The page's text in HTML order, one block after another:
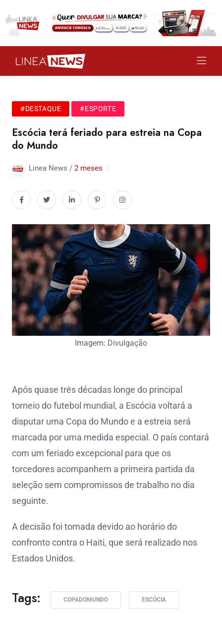
#DESTAQUE #ESPORTE
Escócia terá feriado para estreia na Copa
do Mundo
Linea News / 2 meses
Imagem: Divulgação
Após quase três décadas longe do principal
torneio do futebol mundial, a Escócia voltará a
disputar uma Copa do Mundo e a estreia será
marcada por uma medida especial. O país contará
com um feriado excepcional para que os
torcedores acompanhem a primeira partida da
seleção sem compromissos de trabalho no dia
seguinte.
A decisão foi tomada devido ao horário do
confronto contra o Haiti, que será realizado nos
Estados Unidos.
Tags: COPADOMUNDO ESCÓCIA